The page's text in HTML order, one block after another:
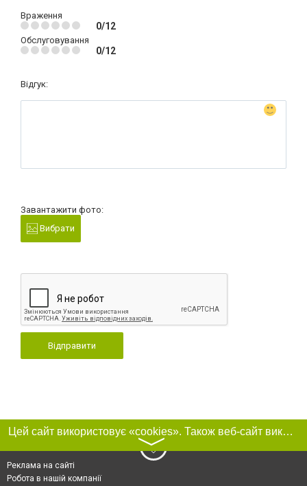
Враження
0/12
Обслуговування
0/12
Відгук:
Завантажити фото:
Вибрати
Відправити
Цей сайт використовує «cookies». Також веб-сайт використовує інтернет-сервіс для збору технічних даних стосовно відвідувачів з метою отримання маркетингової та статистичної інформації. Умови обробки даних відвідувачів сайту див.
〉
Реклама на сайті
Робота в нашій компанії